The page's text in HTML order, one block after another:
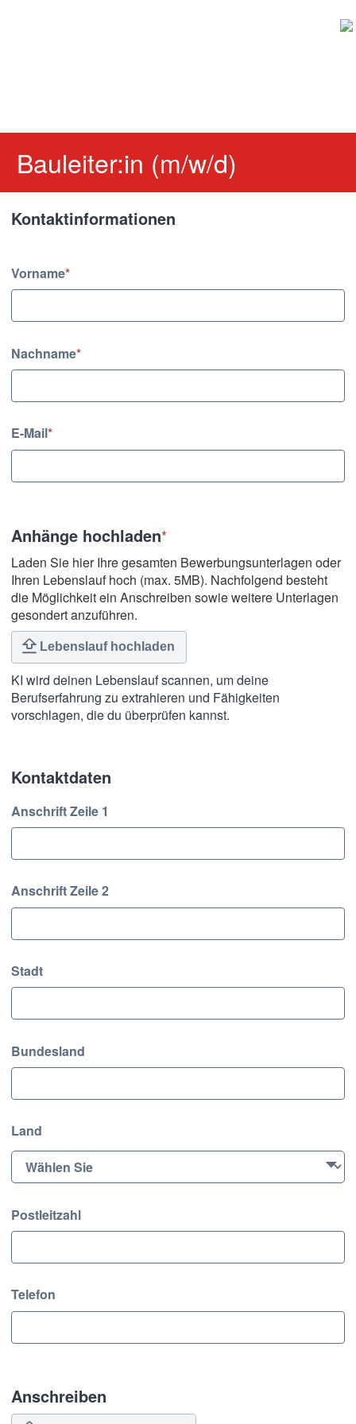
Bauleiter:in (m/w/d)
Kontaktinformationen
Kontaktinformationen
Vorname*
Nachname*
E-Mail*
Anhänge hochladen*
Laden Sie hier Ihre gesamten Bewerbungsunterlagen oder
Ihren Lebenslauf hoch (max. 5MB). Nachfolgend besteht
die Möglichkeit ein Anschreiben sowie weitere Unterlagen
gesondert anzuführen.
Lebenslauf hochladen
KI wird deinen Lebenslauf scannen, um deine
Berufserfahrung zu extrahieren und Fähigkeiten
vorschlagen, die du überprüfen kannst.
Kontaktdaten
Kontaktdaten
Anschrift Zeile 1
Anschrift Zeile 2
Stadt
Bundesland
Land
Postleitzahl
Telefon
Anschreiben